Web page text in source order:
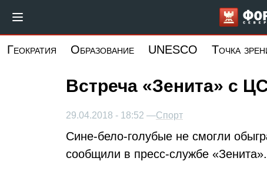
основному
Геократия Образование UNESCO Точка
Встреча «Зенита» с
29.04.2018 - 18:52 —Спорт
Сине-бело-голубые не смогли
сообщили в пресс-службе «Зенита».